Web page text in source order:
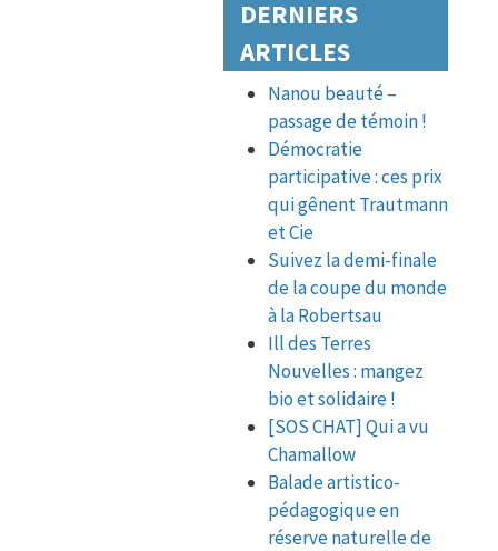
DERNIERS
ARTICLES
Nanou beauté –
passage de témoin !
Démocratie
participative : ces prix
qui gênent Trautmann
et Cie
Suivez la demi-finale
de la coupe du monde
à la Robertsau
Ill des Terres
Nouvelles : mangez
bio et solidaire !
[SOS CHAT] Qui a vu
Chamallow
Balade artistico-
pédagogique en
réserve naturelle de